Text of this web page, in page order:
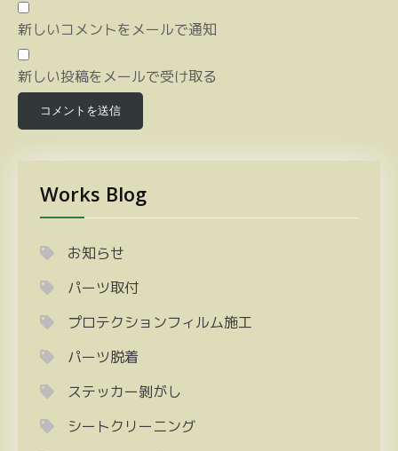
新しいコメントをメールで通知
新しい投稿をメールで受け取る
Works Blog
お知らせ
パーツ取付
プロテクションフィルム施工
パーツ脱着
ステッカー剝がし
シートクリーニング